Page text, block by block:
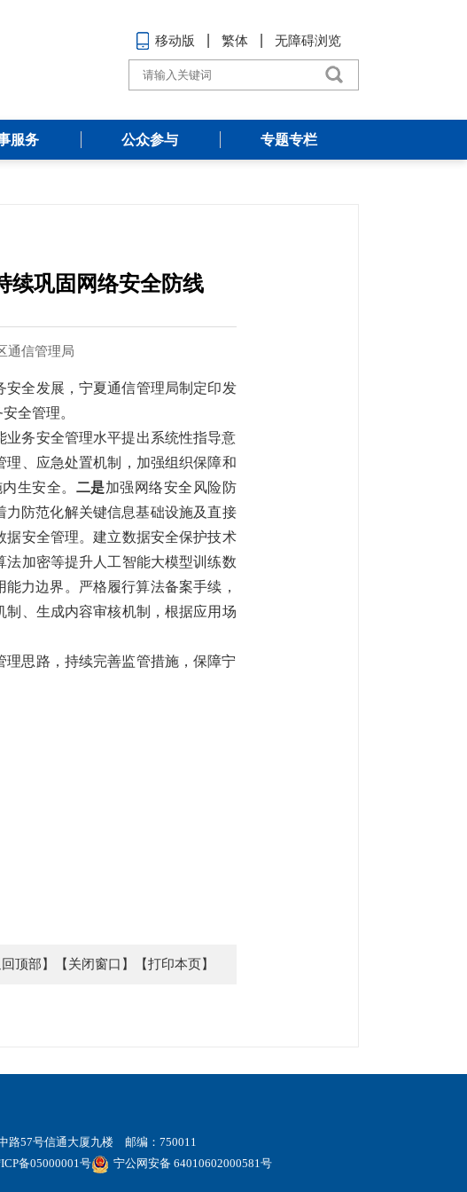
移动版 繁体 无障碍浏览
服务 公众参与 专题专栏
续巩固网络安全防线
通信管理局
安全发展 ，宁夏通信管理局制定印发
全管理。
业务安全管理水平提出系统性指导意
、应急处置机制，加强组织保障和
生安全。 二是加强网络安全风险防
力防范化解关键信息基础设施及直接
据安全管理。建立数据安全保护技术
加密等提升人工智能大模型训练数
能力边界。严格履行算法备案手续，
、生成内容审核机制，根据应用场
思路，持续完善监管措施，保障宁
回顶部】 【关闭窗口】 【打印本页】
路57号信通大厦九楼 邮编：750011
备05000001号 宁公网安备 64010602000581号